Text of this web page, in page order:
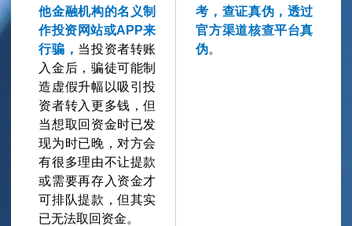
他金融机构的名义制
作投资网站或APP来
行骗， 当投资者转账
入金后，骗徒可能制
造虚假升幅以吸引投
资者转入更多钱，但
当想取回资金时已发
现为时已晚，对方会
有很多理由不让提款
或需要再存入资金才
可排队提款，但其实
已无法取回资金。
考，查证真伪，透过
官方渠道核查平台真
伪。